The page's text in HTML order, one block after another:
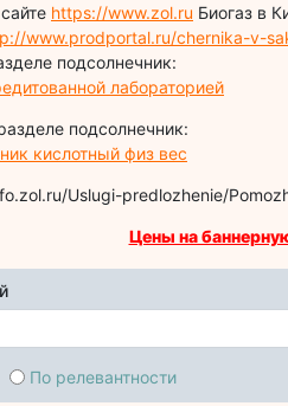
https://www.zol.ru Биогаз в
www.prodportal.ru/chernika-v-
подсолнечник:
лабораторией
подсолнечник:
кислотный физ вес
Uslugi-predlozhenie/
Цены на
По релевантности